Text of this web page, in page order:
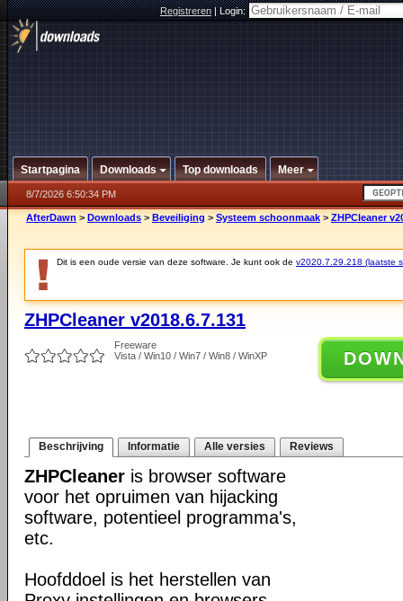
Registreren|Login:
Startpagina Downloads Top downloads Meer
8/7/2026 6:50:34 PM
AfterDawn > Downloads > Beveiliging > Systeem schoonmaak > ZHPCleaner
Dit is een oude versie van deze software. Je kunt ook de v2020.7.29.218 (laatste
ZHPCleaner v2018.6.7.131
Freeware
Vista / Win10 / Win7 / Win8 / WinXP
Beschrijving Informatie Alle versies Reviews
ZHPCleaner is browser software
voor het opruimen van hijacking
software, potentieel programma's,
etc.
Hoofddoel is het herstellen van